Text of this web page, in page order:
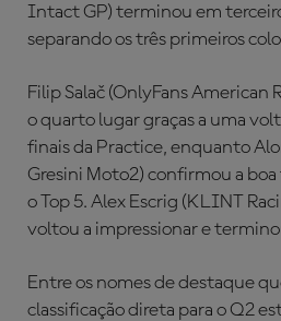
Intact GP) terminou em
separando os três primeiros
Filip Salač (OnlyFans American
o quarto lugar graças a uma
finais da Practice, enquanto
Gresini Moto2) confirmou a
o Top 5. Alex Escrig (KLINT
voltou a impressionar e
Entre os nomes de destaque
classificação direta para o Q2